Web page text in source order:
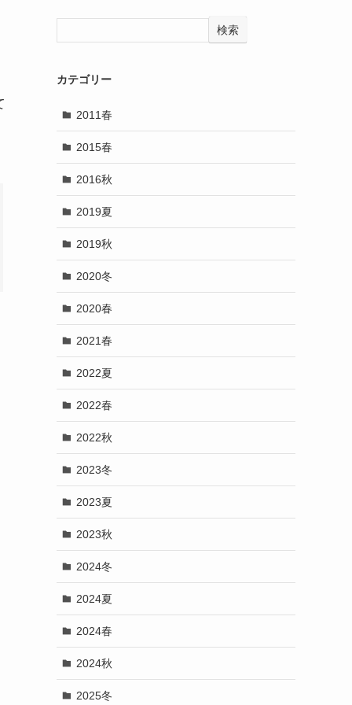
検索
カテゴリー
2011春
2015春
2016秋
2019夏
2019秋
2020冬
2020春
2021春
2022夏
2022春
2022秋
2023冬
2023夏
2023秋
2024冬
2024夏
2024春
2024秋
2025冬